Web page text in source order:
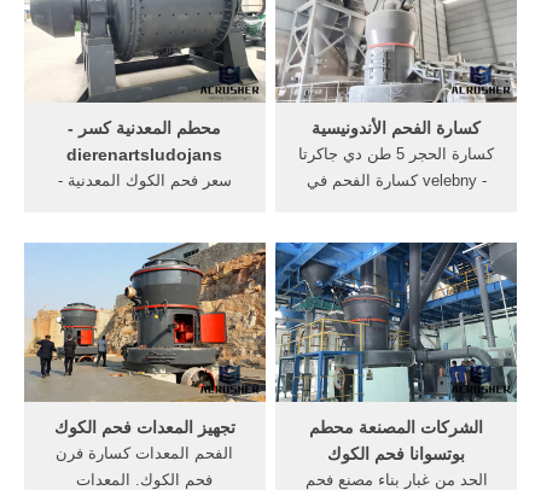
مخروط محطم، كسارة متنقلة,
الخدمة عبر الإنترنت
محطم المعدنية كسر -
dierenartsludojans
سعر فحم الكوك المعدنية -
الهند محطم المعدنية كسارة
مطرقة صغيرة جوز الهند
محطم حجر سحق آلة صغيرة
المطرقة مطحنة للبيع, April,,
آلات التعدين ...
كسارة الفحم الأندونيسية
كسارة الحجر 5 طن دي جاكرتا
- velebny كسارة الفحم في
180 طن كل ساعة من خطوط
تكسير الأحجار 200-250 طن كل
ساعة من خطوط تكسير
الأحجار cs كسارة. 【Live
Chat】 فحم الكوك ...
تجهيز المعدات فحم الكوك
الفحم المعدات كسارة فرن
فحم الكوك. المعدات
الشركات المصنعة محطم
بوتسوانا فحم الكوك
الحد من غبار بناء مصنع فحم